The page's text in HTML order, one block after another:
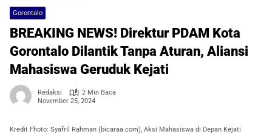
Gorontalo
BREAKING NEWS! Direktur PDAM Kota
Gorontalo Dilantik Tanpa Aturan, Aliansi
Mahasiswa Geruduk Kejati
Redaksi
2 Min Baca
November 25, 2024
Kredit Fhoto: Syafril Rahman (bicaraa.com), Aksi Mahasiswa di Depan Kejati